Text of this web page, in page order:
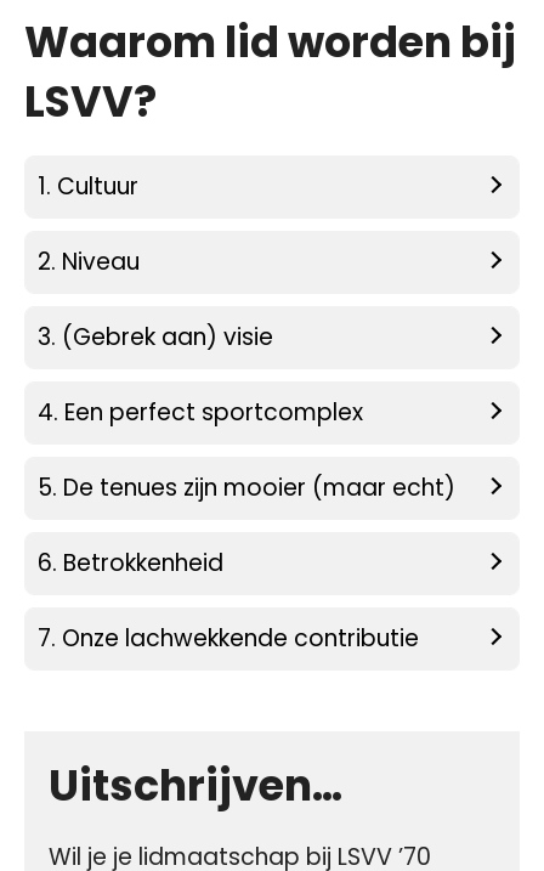
Waarom lid worden bij
LSVV?
1. Cultuur
2. Niveau
3. (Gebrek aan) visie
4. Een perfect sportcomplex
5. De tenues zijn mooier (maar echt)
6. Betrokkenheid
7. Onze lachwekkende contributie
Uitschrijven…
Wil je je lidmaatschap bij LSVV ’70